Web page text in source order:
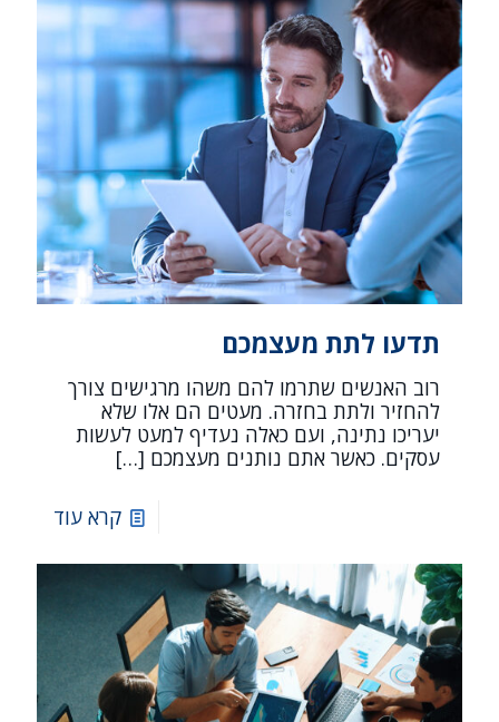
תדעו לתת מעצמכם
רוב האנשים שתרמו להם משהו מרגישים צורך
להחזיר ולתת בחזרה. מעטים הם אלו שלא
יעריכו נתינה, ועם כאלה נעדיף למעט לעשות
עסקים. כאשר אתם נותנים מעצמכם […]
קרא עוד